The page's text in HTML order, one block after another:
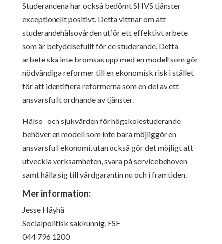
Studerandena har också bedömt SHVS tjänster
exceptionellt positivt. Detta vittnar om att
studerandehälsovården utför ett effektivt arbete
som är betydelsefullt för de studerande. Detta
arbete ska inte bromsas upp med en modell som gör
nödvändiga reformer till en ekonomisk risk i stället
för att identifiera reformerna som en del av ett
ansvarsfullt ordnande av tjänster.
Hälso- och sjukvården för högskolestuderande
behöver en modell som inte bara möjliggör en
ansvarsfull ekonomi, utan också gör det möjligt att
utveckla verksamheten, svara på servicebehoven
samt hålla sig till vårdgarantin nu och i framtiden.
Mer information:
Jesse Häyhä
Socialpolitisk sakkunnig, FSF
044 796 1200